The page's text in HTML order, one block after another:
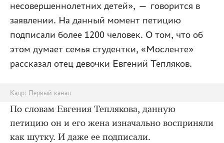
несовершеннолетних детей», — говорится в
заявлении. На данный момент петицию
подписали более 1200 человек. О том, что об
этом думает семья студентки, «Мосленте»
рассказал отец девочки Евгений Тепляков.
Кадр: Первый канал
По словам Евгения Теплякова, данную
петицию он и его жена изначально восприняли
как шутку. И даже ее подписали.